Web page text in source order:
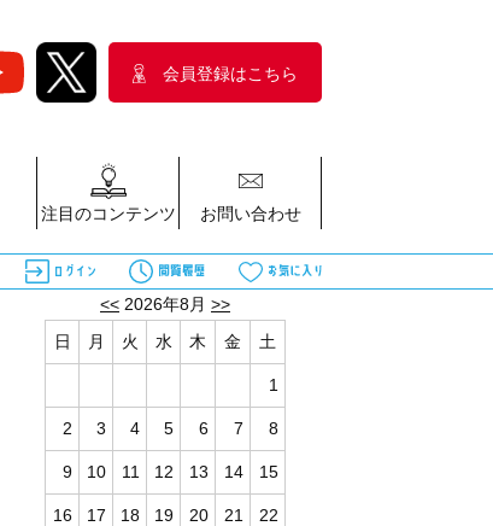
会員登録はこちら
注目のコンテンツ お問い合わせ
<< 2026年8月 >>
日
月 火 水 木 金 土
1
2 3 4 5 6 7 8
9 10 11 12 13 14 15
16 17 18 19 20 21 22